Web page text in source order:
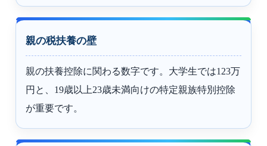
親の税扶養の壁
親の扶養控除に関わる数字です。大学生では123万
円と、19歳以上23歳未満向けの特定親族特別控除
が重要です。